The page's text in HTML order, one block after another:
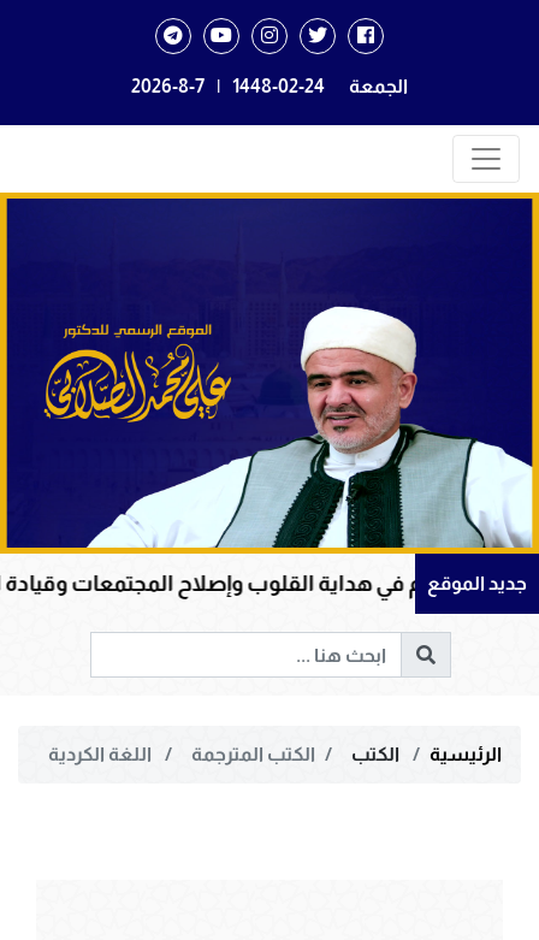
الجمعة 1448-02-24
|
2026-8-7
جديد الموقعفي هداية القلوب وإصلاح المجتمعات وقيادة
الرئيسية الكتب الكتب المترجمة اللغة الكردية